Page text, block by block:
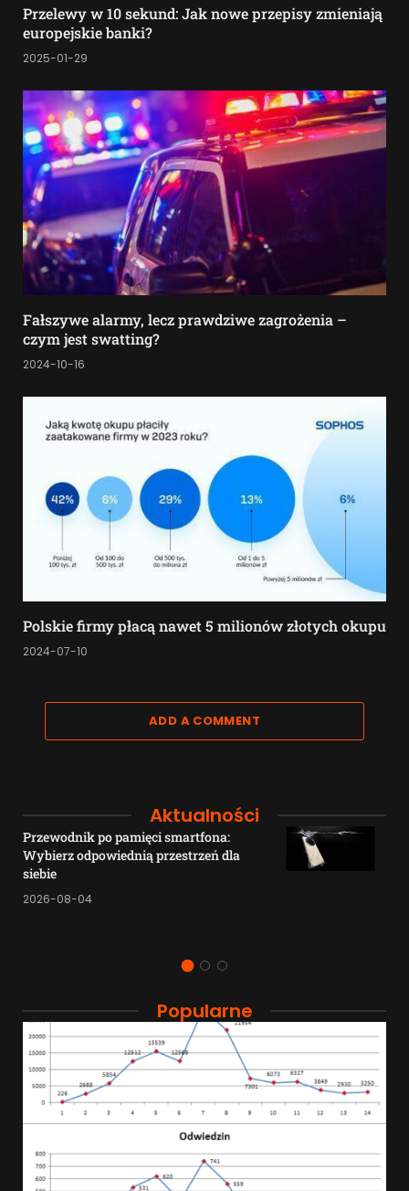
Przelewy w 10 sekund: Jak nowe przepisy zmieniają
europejskie banki?
2025-01-29
Fałszywe alarmy, lecz prawdziwe zagrożenia –
czym jest swatting?
2024-10-16
Polskie firmy płacą nawet 5 milionów złotych okupu
2024-07-10
ADD A COMMENT
Aktualności
Przewodnik po pamięci smartfona:
Wybierz odpowiednią przestrzeń dla
siebie
2026-08-04
Popularne